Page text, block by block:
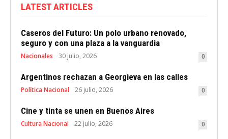
LATEST ARTICLES
Caseros del Futuro: Un polo urbano renovado,
seguro y con una plaza a la vanguardia
Nacionales 30 julio, 2026 0
Argentinos rechazan a Georgieva en las calles
Política Nacional 26 julio, 2026 0
Cine y tinta se unen en Buenos Aires
Cultura Nacional 22 julio, 2026 0